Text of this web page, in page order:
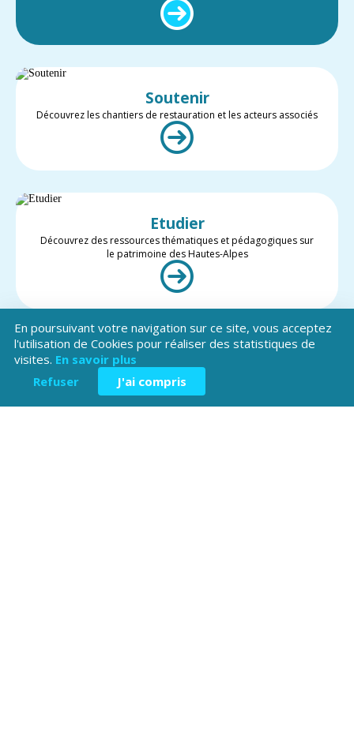
Soutenir
Découvrez les chantiers de restauration et les acteurs associés
Etudier
Découvrez des ressources thématiques et pédagogiques sur
le patrimoine des Hautes-Alpes
Valoriser
Restez informé des projets et des actualités du patrimoine des
Hautes-Alpes
En poursuivant votre navigation sur ce site, vous acceptez
l'utilisation de Cookies pour réaliser des statistiques de
visites. En savoir plus
Refuser
J'ai compris